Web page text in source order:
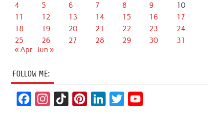
4
5 6 7 8 9
10
11
12 13 14 15 16
17
18
19 20 21 22 23
24
25
26 27 28 29 30
31
« Apr Jun »
FOLLOW ME: